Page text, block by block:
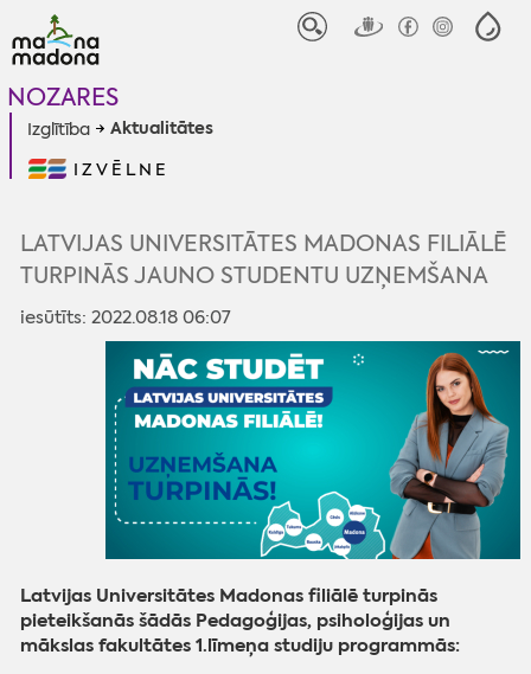
NOZARES
Izglītība Aktualitātes
IZVĒLNE
LATVIJAS UNIVERSITĀTES MADONAS FILIĀLĒ
TURPINĀS JAUNO STUDENTU UZŅEMŠANA
iesūtīts: 2022.08.18 06:07
Latvijas Universitātes Madonas filiālē turpinās
pieteikšanās šādās Pedagoģijas, psiholoģijas un
mākslas fakultātes 1.līmeņa studiju programmās: